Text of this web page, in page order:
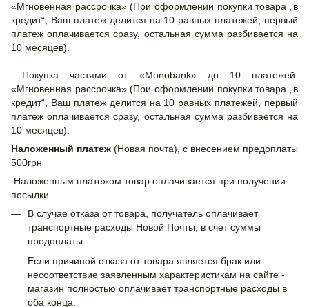
«Мгновенная рассрочка» (При оформлении покупки товара „в
кредит“, Ваш платеж делится на 10 равных платежей, первый
платеж оплачивается сразу, остальная сумма разбивается на
10 месяцев).
Покупка частями от «Monobank» до 10 платежей.
«Мгновенная рассрочка» (При оформлении покупки товара „в
кредит“, Ваш платеж делится на 10 равных платежей, первый
платеж оплачивается сразу, остальная сумма разбивается на
10 месяцев).
Наложенный платеж (Новая почта), с внесением предоплаты
500грн
Наложенным платежом товар оплачивается при получении
посылки
В случае отказа от товара, получатель оплачивает
транспортные расходы Новой Почты, в счет суммы
предоплаты.
Если причиной отказа от товара является брак или
несоответствие заявленным характеристикам на сайте -
магазин полностью оплачивает транспортные расходы в
оба конца.